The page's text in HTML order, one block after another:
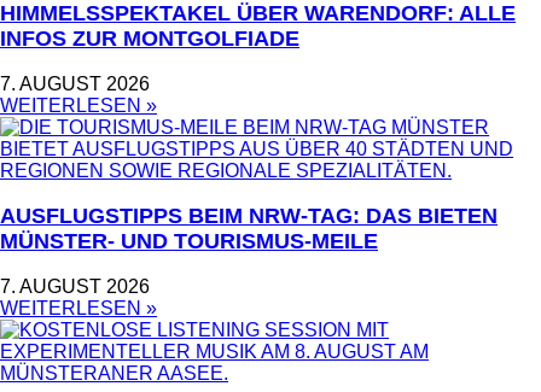
HIMMELSSPEKTAKEL ÜBER WARENDORF: ALLE
INFOS ZUR MONTGOLFIADE
7. AUGUST 2026
WEITERLESEN »
AUSFLUGSTIPPS BEIM NRW-TAG: DAS BIETEN
MÜNSTER- UND TOURISMUS-MEILE
7. AUGUST 2026
WEITERLESEN »